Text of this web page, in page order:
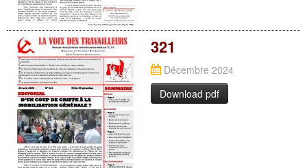
321
Décembre 2024
Download pdf